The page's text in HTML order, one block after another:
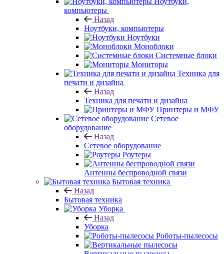
компьютеры
Назад
Ноутбуки, компьютеры
Ноутбуки
Моноблоки
Системные блоки
Мониторы
Техника для
печати и дизайна
Назад
Техника для печати и дизайна
Принтеры и МФУ
Сетевое
оборудование
Назад
Сетевое оборудование
Роутеры
Антенны беспроводной связи
Бытовая техника
Назад
Бытовая техника
Уборка
Назад
Уборка
Роботы-пылесосы